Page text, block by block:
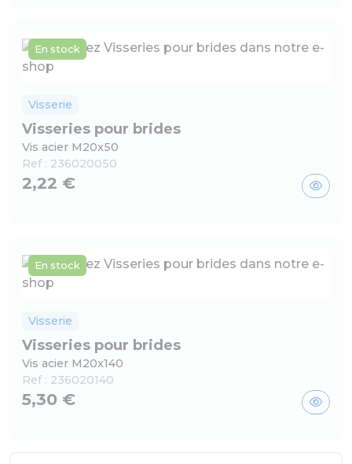
En stock
Visserie
Visseries pour brides
Vis acier M20x50
Ref : 236020050
2,22 €
En stock
Visserie
Visseries pour brides
Vis acier M20x140
Ref : 236020140
5,30 €